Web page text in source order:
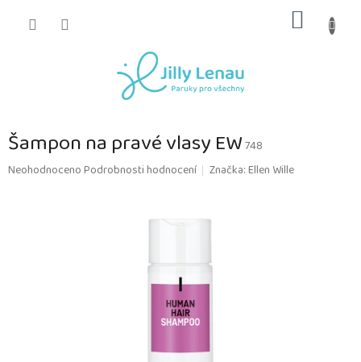
KOŠÍK
Šampon na pravé vlasy EW748
Průměrné
NeohodnocenoPodrobnosti hodnocení Značka:Ellen Wille